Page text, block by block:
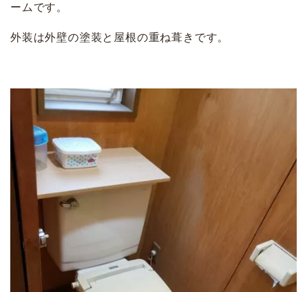
ームです。
外装は外壁の塗装と屋根の重ね葺きです。